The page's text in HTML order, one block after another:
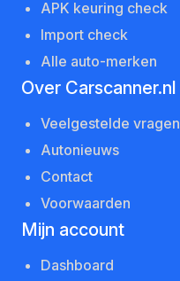
APK keuring check
Import check
Alle auto-merken
Over Carscanner.nl
Veelgestelde vragen
Autonieuws
Contact
Voorwaarden
Mijn account
Dashboard